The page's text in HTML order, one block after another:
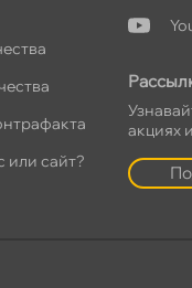
или сайт?
акциях